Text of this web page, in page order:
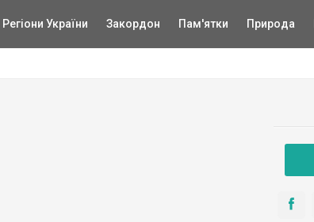
Регіони України Закордон Пам'ятки Природа